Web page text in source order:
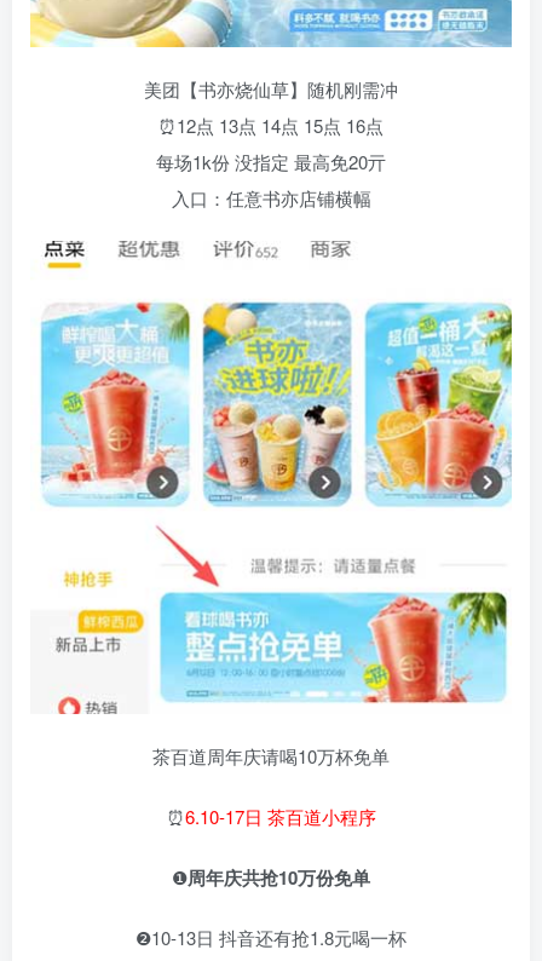
美团【书亦烧仙草】随机刚需冲
⏰12点 13点 14点 15点 16点
每场1k份 没指定 最高免20亓
入口：任意书亦店铺横幅
茶百道周年庆请喝10万杯免单
⏰6.10-17日 茶百道小程序
❶周年庆共抢10万份免单
❷10-13日 抖音还有抢1.8元喝一杯